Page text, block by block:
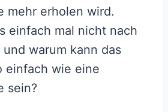
mehr erholen wird.
einfach mal nicht nach
warum kann das
einfach wie eine
sein?